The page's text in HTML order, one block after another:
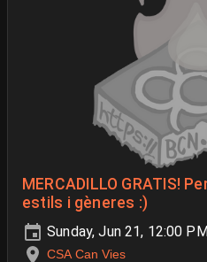
MERCADILLO GRATIS!
estils i gèneres :)
Sunday, Jun 21, 12:00
CSA Can Vies